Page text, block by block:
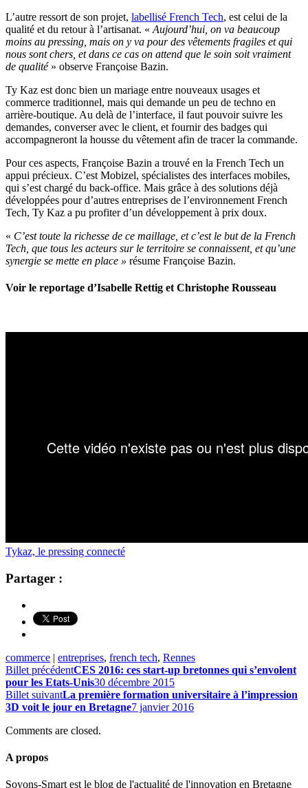
L’autre ressort de son projet, labellisé French Tech, est celui de la
qualité et du retour à l’artisanat. « Aujourd’hui, on va beaucoup
moins au pressing, mais on y va pour des vêtements fragiles et qui
nous sont chers, et dans ce cas on attend que le soin soit vraiment
de qualité» observe Françoise Bazin.
Ty Kaz est donc bien un mariage entre nouveaux usages et
commerce traditionnel, mais qui demande un peu de techno en
arrière-boutique. Au delà de l’interface, il faut pouvoir suivre les
demandes, converser avec le client, et fournir des badges qui
accompagneront la housse du vêtement afin de tracer la commande.
Pour ces aspects, Françoise Bazin a trouvé en la French Tech un
appui précieux. C’est Mobizel, spécialistes des interfaces mobiles,
qui s’est chargé du back-office. Mais grâce à des solutions déjà
développées pour d’autres entreprises de l’environnement French
Tech, Ty Kaz a pu profiter d’un développement à prix doux.
« C’est toute la richesse de ce maillage, et c’est le but de la French
Tech, que tous les acteurs sur le territoire se connaissent, et qu’une
synergie se mette en place » résume Françoise Bazin.
Voir le reportage d’Isabelle Rettig et Christophe Rousseau
Tykaz, le pressing connecté
Partager :
commerce | entreprises, french tech, Rennes
Billet précédentCES 2016: ces start-up bretonnes qui s’envolent
pour les Etats-Unis30 décembre 2015
Billet suivantLa première formation universitaire à l’impression
3D voit le jour en Bretagne7 janvier 2016
Comments are closed.
A propos
Soyons-Smart est le blog de l'actualité de l'innovation en Bretagne